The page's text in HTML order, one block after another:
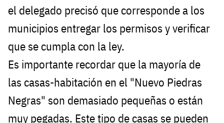
el delegado precisó que corresponde a los
municipios entregar los permisos y verificar
que se cumpla con la ley.
Es importante recordar que la mayoría de
las casas-habitación en el "Nuevo Piedras
Negras" son demasiado pequeñas o están
muy pegadas. Este tipo de casas se pueden